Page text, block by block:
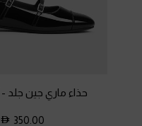
حذاء ماري جين جلد -
350.00